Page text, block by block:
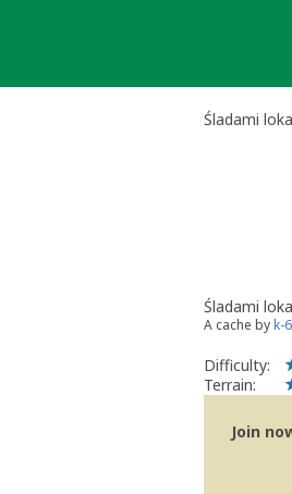
Śladami
Śladami
A cache byk-6
Difficulty:
Terrain:
Join